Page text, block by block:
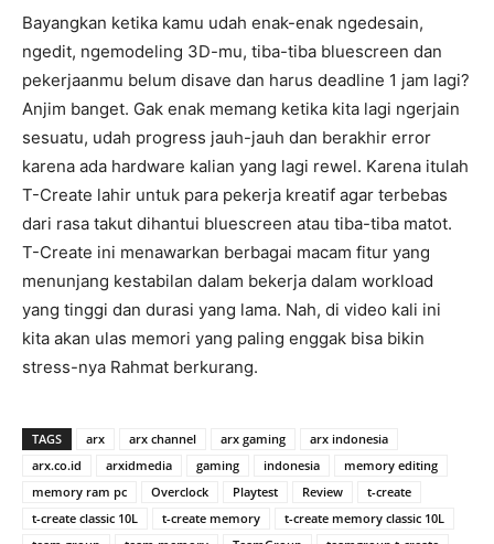
Bayangkan ketika kamu udah enak-enak ngedesain,
ngedit, ngemodeling 3D-mu, tiba-tiba bluescreen dan
pekerjaanmu belum disave dan harus deadline 1 jam lagi?
Anjim banget. Gak enak memang ketika kita lagi ngerjain
sesuatu, udah progress jauh-jauh dan berakhir error
karena ada hardware kalian yang lagi rewel. Karena itulah
T-Create lahir untuk para pekerja kreatif agar terbebas
dari rasa takut dihantui bluescreen atau tiba-tiba matot.
T-Create ini menawarkan berbagai macam fitur yang
menunjang kestabilan dalam bekerja dalam workload
yang tinggi dan durasi yang lama. Nah, di video kali ini
kita akan ulas memori yang paling enggak bisa bikin
stress-nya Rahmat berkurang.
TAGS arx arx channel arx gaming
arx indonesia
arx.co.id
arxidmedia gaming indonesia
memory editing
memory ram pc
Overclock Playtest Review
t-create
t-create classic 10L
t-create memory
t-create memory classic 10L